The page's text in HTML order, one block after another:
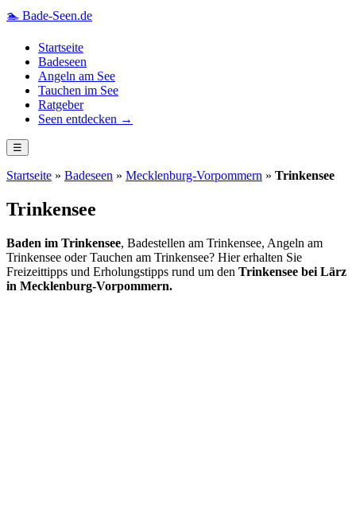
🏊 Bade-Seen.de
Startseite
Badeseen
Angeln am See
Tauchen im See
Ratgeber
Seen entdecken →
☰
Startseite » Badeseen » Mecklenburg-Vorpommern » Trinkensee
Trinkensee
Baden im Trinkensee, Badestellen am Trinkensee, Angeln am
Trinkensee oder Tauchen am Trinkensee? Hier erhalten Sie
Freizeittipps und Erholungstipps rund um den Trinkensee bei Lärz
in Mecklenburg-Vorpommern.